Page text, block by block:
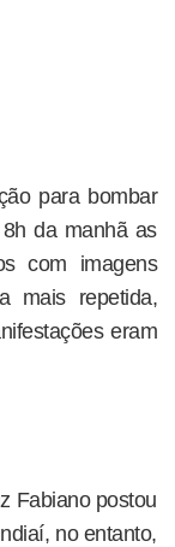
para bombar
da manhã as
com imagens
mais repetida,
eram
Fabiano postou
no entanto,